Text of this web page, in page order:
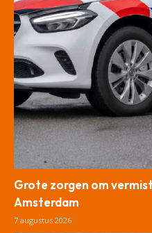
Grote zorgen om
Amsterdam
7 augustus 2026